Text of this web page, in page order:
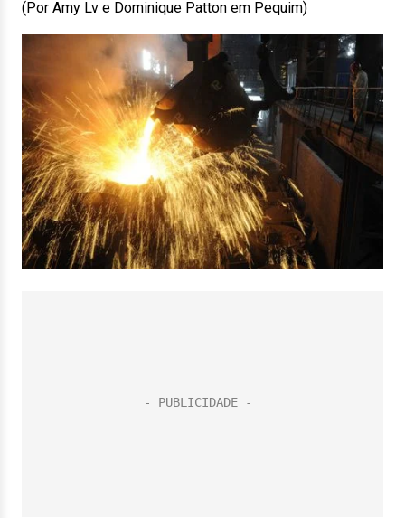
(Por Amy Lv e Dominique Patton em Pequim)